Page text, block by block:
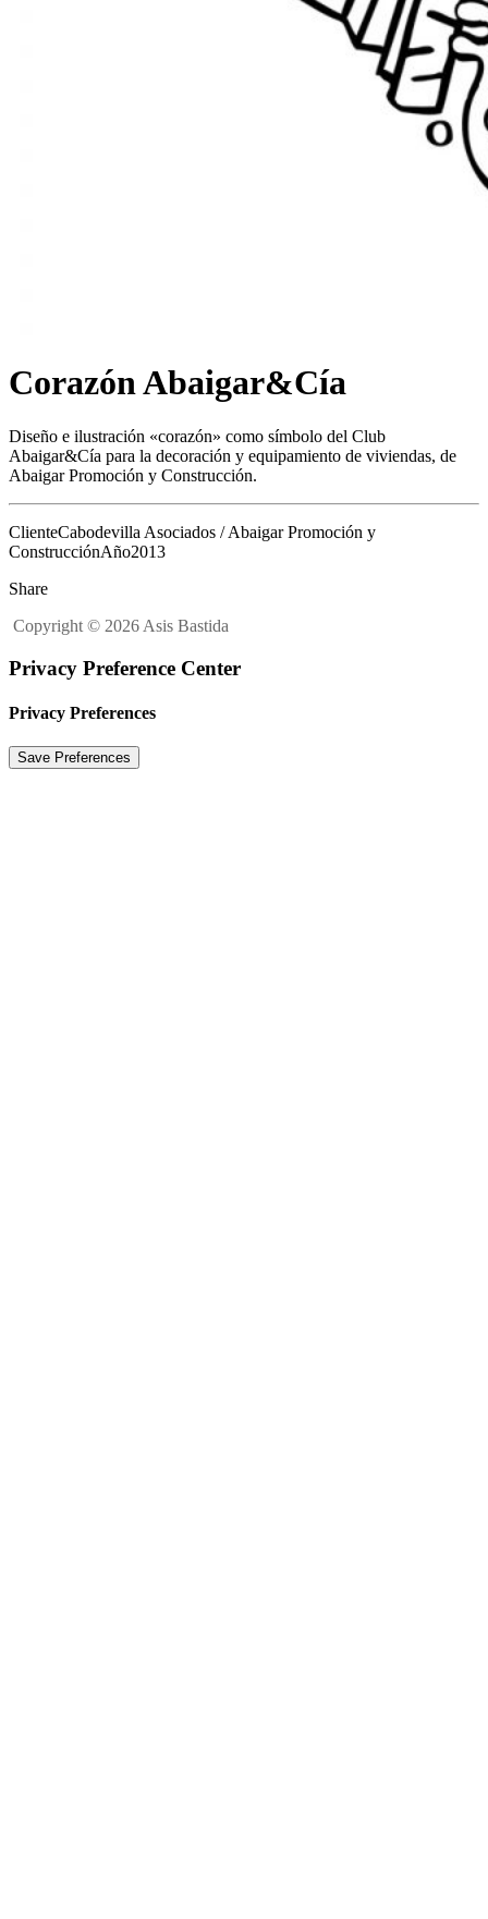
Corazón Abaigar&Cía
Diseño e ilustración «corazón» como símbolo del Club
Abaigar&Cía para la decoración y equipamiento de viviendas, de
Abaigar Promoción y Construcción.
ClienteCabodevilla Asociados / Abaigar Promoción y
ConstrucciónAño2013
Share
Copyright © 2026 Asis Bastida
Privacy Preference Center
Privacy Preferences